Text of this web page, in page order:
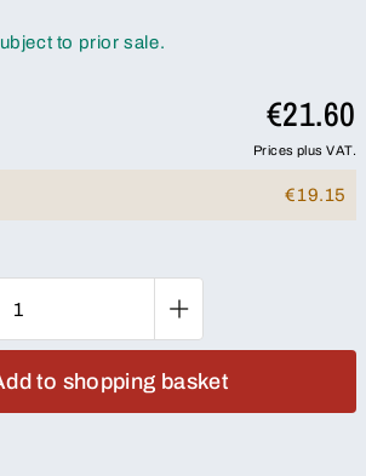
to prior sale.
€21.60
Prices plus VAT.
€19.15
to shopping basket